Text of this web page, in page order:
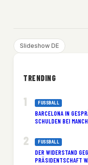
Slideshow DE
TRENDING
FUSSBALL
BARCELONA IN
SCHULDEN BEI
FUSSBALL
DER WIDERSTAND
PRÄSIDENTSCHAFT